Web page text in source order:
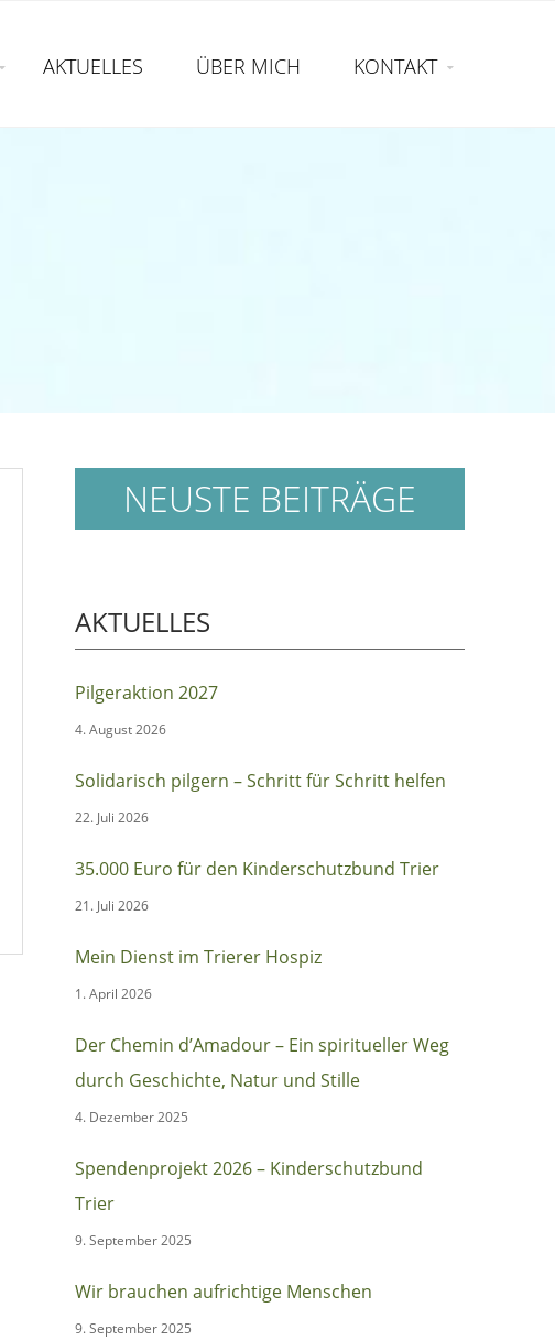
AKTUELLES ÜBER MICH KONTAKT
NEUSTE BEITRÄGE
AKTUELLES
Pilgeraktion 2027
4. August 2026
Solidarisch pilgern – Schritt für Schritt helfen
22. Juli 2026
35.000 Euro für den Kinderschutzbund Trier
21. Juli 2026
Mein Dienst im Trierer Hospiz
1. April 2026
Der Chemin d’Amadour – Ein spiritueller Weg
durch Geschichte, Natur und Stille
4. Dezember 2025
Spendenprojekt 2026 – Kinderschutzbund
Trier
9. September 2025
Wir brauchen aufrichtige Menschen
9. September 2025